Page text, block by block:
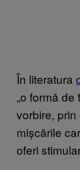
În literatura
„o formă
vorbire,
mișcările
oferi